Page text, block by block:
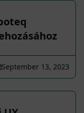
September 13, 2023